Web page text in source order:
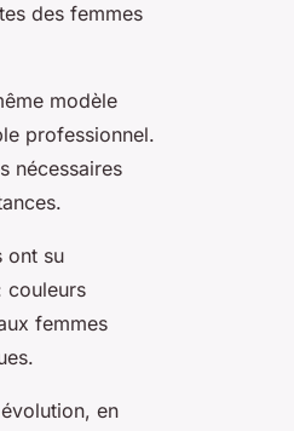
des femmes
modèle
professionnel.
nécessaires
ont su
couleurs
femmes
en